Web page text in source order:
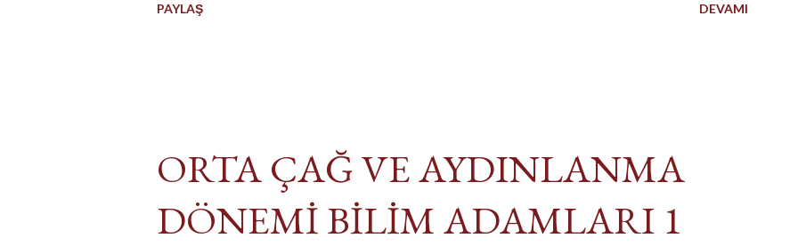
PAYLAŞ DEVAMI
ORTA ÇAĞ VE AYDINLANMA
DÖNEMİ BİLİM ADAMLARI 1